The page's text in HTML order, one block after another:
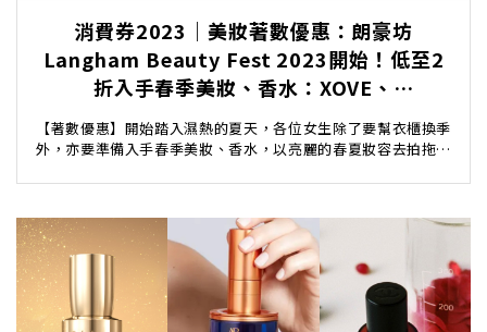
消費券2023｜美妝著數優惠：朗豪坊
Langham Beauty Fest 2023開始！低至2
折入手春季美妝、香水：XOVE、
SHISEIDO、LANCOME小黑瓶、SK-II套裝
【著數優惠】開始踏入濕熱的夏天，各位女生除了要幫衣櫃換季
外，亦要準備入手春季美妝、香水，以亮麗的春夏妝容去拍拖、